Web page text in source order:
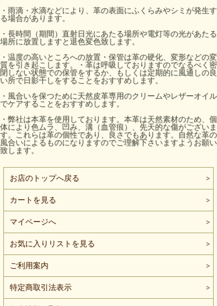
・雨滴・水滴などにより、革の表面にふくらみやシミが発生す
る場合があります。
・長時間（期間）直射日光にあたる場所や電灯等の光があたる
場所に放置しますと退色変色致します。
・温度の高いところへの放置・保管は革の硬化、変形などの変
質を引き起こします。・革は呼吸しておりますのでなるべく密
閉しない状態での保管をするか、もしくは定期的に風通しの良
い所で日影干しをすることをおすすめします。
・風合いを保つために天然皮革専用のクリームやレザーオイル
でケアすることをおすすめします。
・弊社は本革を使用しております。本革は天然素材のため、個
体により色ムラ、凹み、溝（血管痕）、先天的な傷がございま
す。これらは革の個性であり、良さでもあります。自然な革の
風合いによるものになりますのでご理解下さいますようお願い
致します。
お店のトップへ戻る
カートを見る
マイページへ
お気に入りリストを見る
ご利用案内
特定商取引法表示